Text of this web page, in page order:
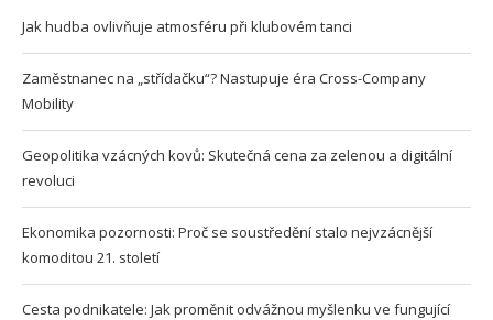
Jak hudba ovlivňuje atmosféru při klubovém tanci
Zaměstnanec na „střídačku“? Nastupuje éra Cross-Company
Mobility
Geopolitika vzácných kovů: Skutečná cena za zelenou a digitální
revoluci
Ekonomika pozornosti: Proč se soustředění stalo nejvzácnější
komoditou 21. století
Cesta podnikatele: Jak proměnit odvážnou myšlenku ve fungující